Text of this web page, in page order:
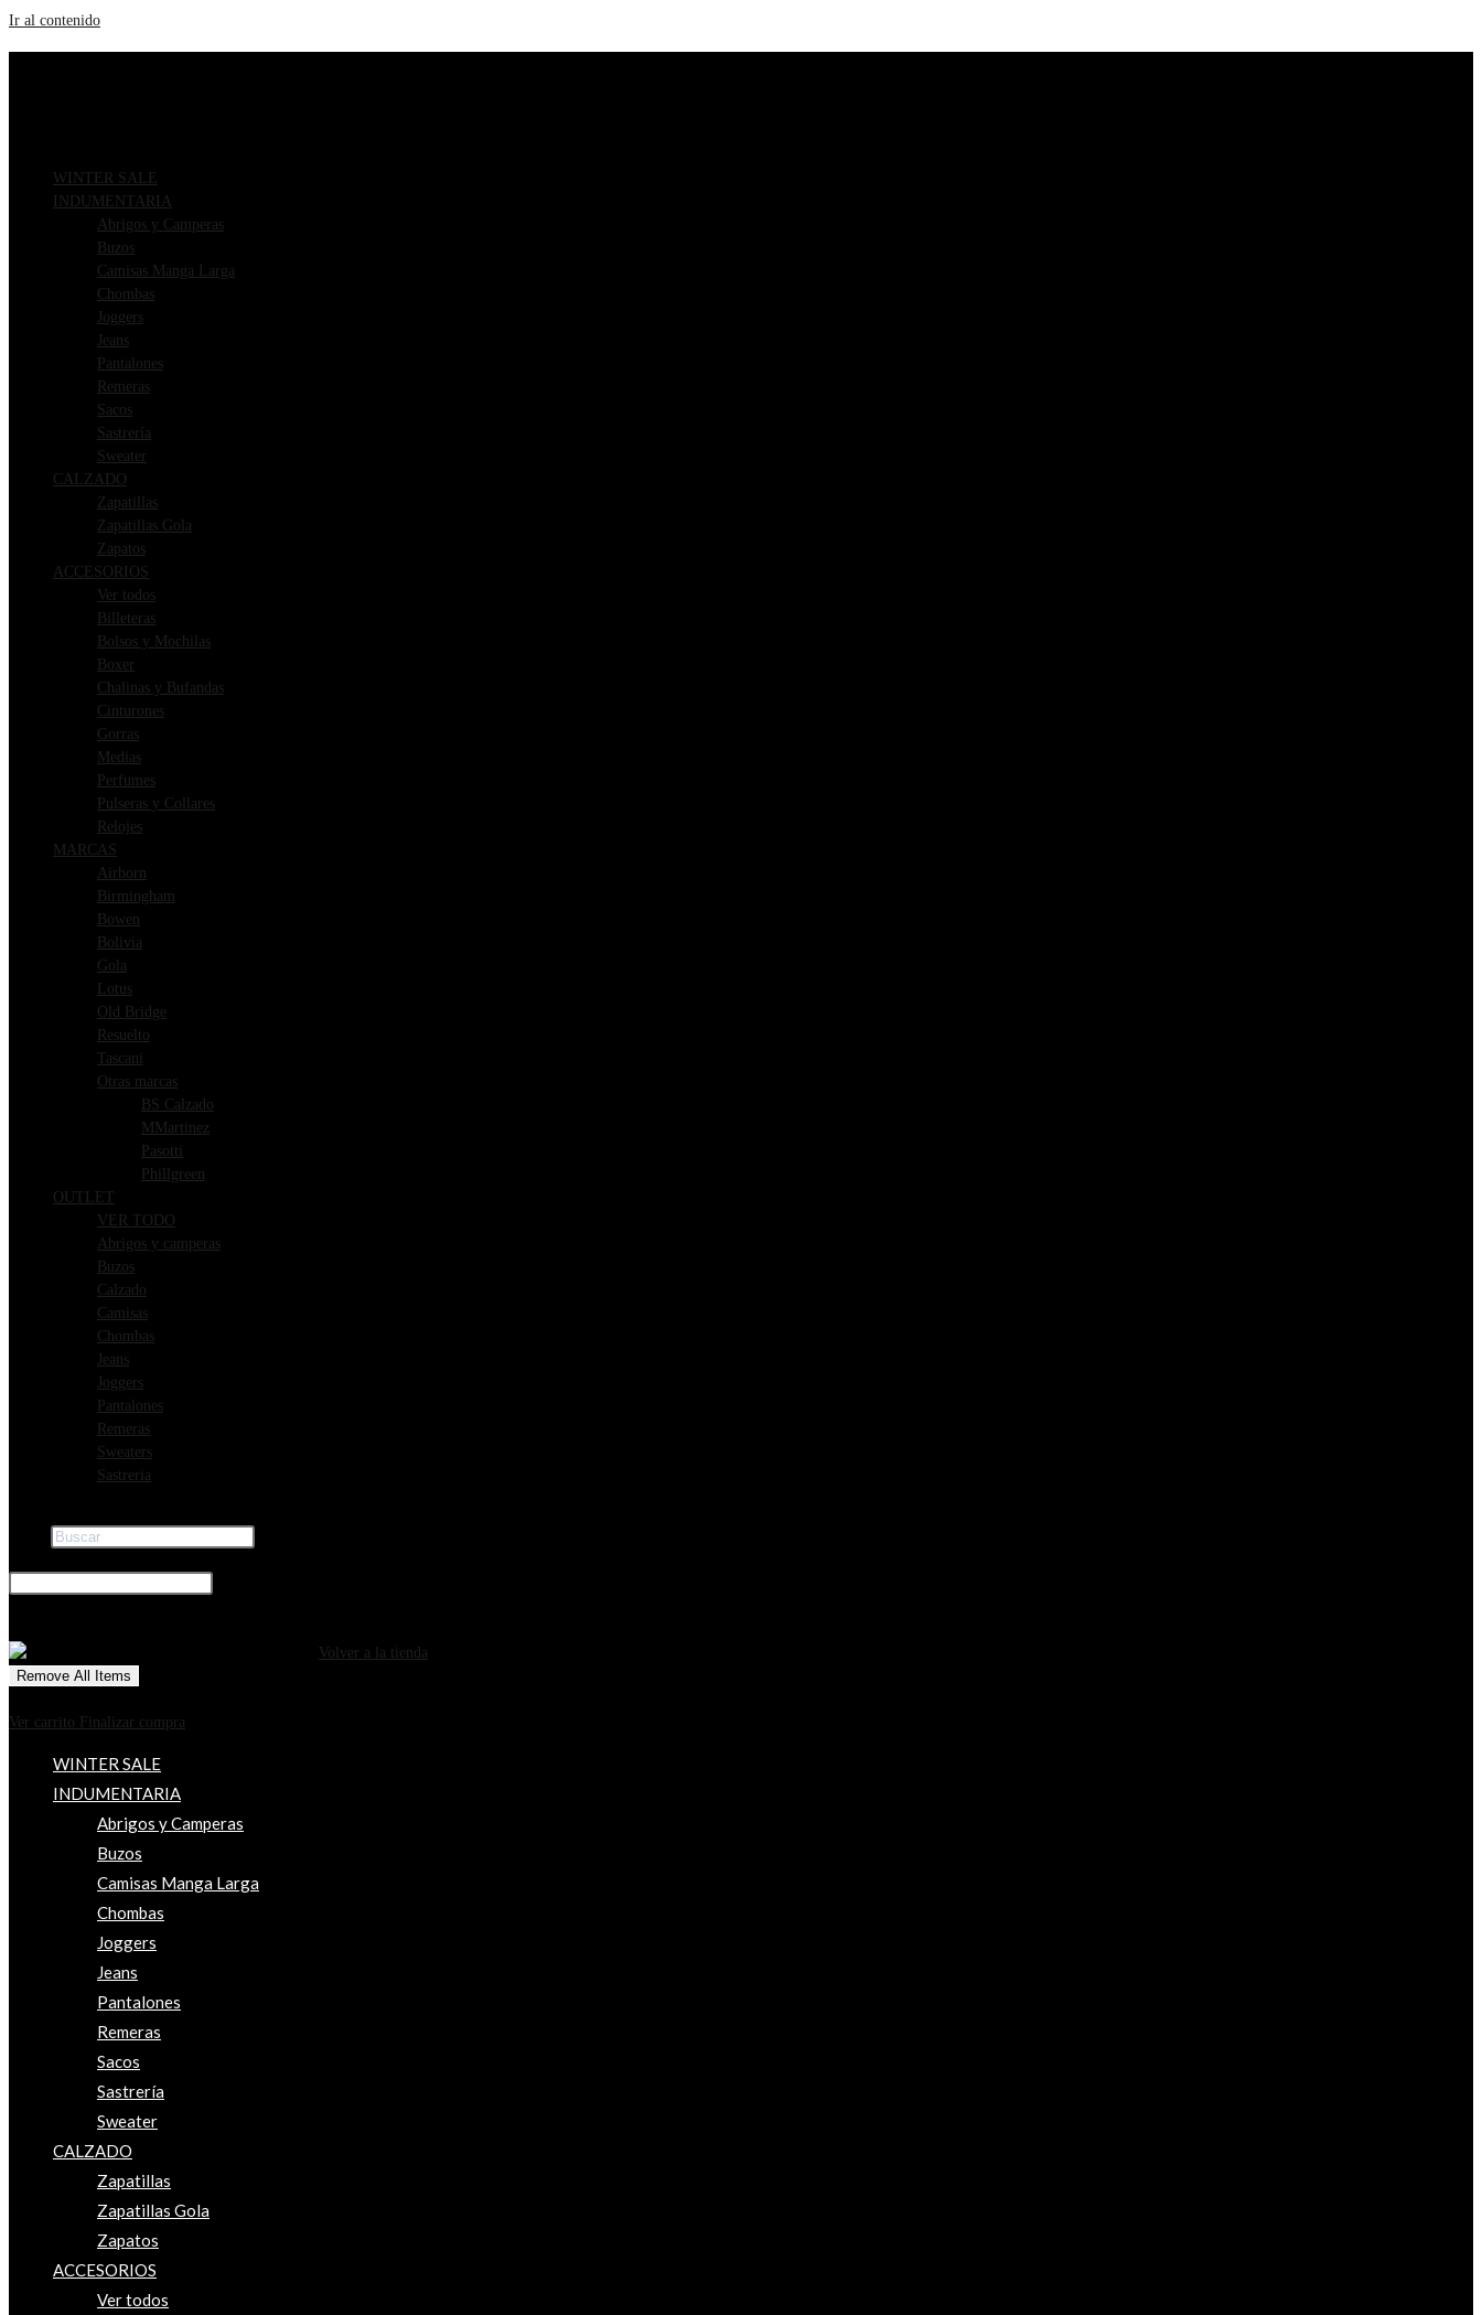
Ir al contenido
WINTER SALE
INDUMENTARIA
Abrigos y Camperas
Buzos
Camisas Manga Larga
Chombas
Joggers
Jeans
Pantalones
Remeras
Sacos
Sastrería
Sweater
CALZADO
Zapatillas
Zapatillas Gola
Zapatos
ACCESORIOS
Ver todos
Billeteras
Bolsos y Mochilas
Boxer
Chalinas y Bufandas
Cinturones
Gorras
Medias
Perfumes
Pulseras y Collares
Relojes
MARCAS
Airborn
Birmingham
Bowen
Bolivia
Gola
Lotus
Old Bridge
Resuelto
Tascani
Otras marcas
BS Calzado
MMartinez
Pasotti
Phillgreen
OUTLET
VER TODO
Abrigos y camperas
Buzos
Calzado
Camisas
Chombas
Jeans
Joggers
Pantalones
Remeras
Sweaters
Sastreria
Volver a la tienda
Remove All Items
Ver carrito
Finalizar compra
WINTER SALE
INDUMENTARIA
Abrigos y Camperas
Buzos
Camisas Manga Larga
Chombas
Joggers
Jeans
Pantalones
Remeras
Sacos
Sastrería
Sweater
CALZADO
Zapatillas
Zapatillas Gola
Zapatos
ACCESORIOS
Ver todos